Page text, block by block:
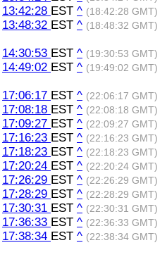
13:42:28 EST ^ (18:42:28 GMT)
13:48:32 EST ^ (18:48:32 GMT)
14:30:53 EST ^ (19:30:53 GMT)
14:49:02 EST ^ (19:49:02 GMT)
17:06:17 EST ^ (22:06:17 GMT)
17:08:18 EST ^ (22:08:18 GMT)
17:09:27 EST ^ (22:09:27 GMT)
17:16:23 EST ^ (22:16:23 GMT)
17:18:23 EST ^ (22:18:23 GMT)
17:20:24 EST ^ (22:20:24 GMT)
17:26:29 EST ^ (22:26:29 GMT)
17:28:29 EST ^ (22:28:29 GMT)
17:30:31 EST ^ (22:30:31 GMT)
17:36:33 EST ^ (22:36:33 GMT)
17:38:34 EST ^ (22:38:34 GMT)